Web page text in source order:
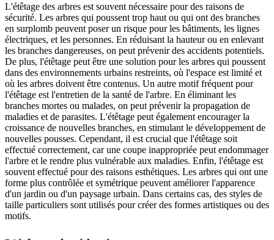
L'étêtage des arbres est souvent nécessaire pour des raisons de
sécurité. Les arbres qui poussent trop haut ou qui ont des branches
en surplomb peuvent poser un risque pour les bâtiments, les lignes
électriques, et les personnes. En réduisant la hauteur ou en enlevant
les branches dangereuses, on peut prévenir des accidents potentiels.
De plus, l'étêtage peut être une solution pour les arbres qui poussent
dans des environnements urbains restreints, où l'espace est limité et
où les arbres doivent être contenus. Un autre motif fréquent pour
l'étêtage est l'entretien de la santé de l'arbre. En éliminant les
branches mortes ou malades, on peut prévenir la propagation de
maladies et de parasites. L'étêtage peut également encourager la
croissance de nouvelles branches, en stimulant le développement de
nouvelles pousses. Cependant, il est crucial que l'étêtage soit
effectué correctement, car une coupe inappropriée peut endommager
l'arbre et le rendre plus vulnérable aux maladies. Enfin, l'étêtage est
souvent effectué pour des raisons esthétiques. Les arbres qui ont une
forme plus contrôlée et symétrique peuvent améliorer l'apparence
d'un jardin ou d'un paysage urbain. Dans certains cas, des styles de
taille particuliers sont utilisés pour créer des formes artistiques ou des
motifs.